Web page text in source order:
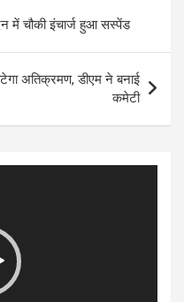
में चौकी इंचार्ज हुआ सस्पेंड
अतिक्रमण, डीएम ने बनाई
कमेटी